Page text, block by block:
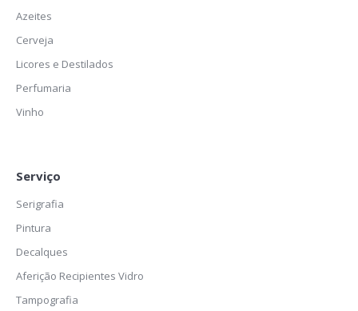
Azeites
Cerveja
Licores e Destilados
Perfumaria
Vinho
Serviço
Serigrafia
Pintura
Decalques
Aferição Recipientes Vidro
Tampografia